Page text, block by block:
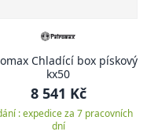
Chladící box pískový
kx50
8 541 Kč
: expedice za 7 pracovních
dní